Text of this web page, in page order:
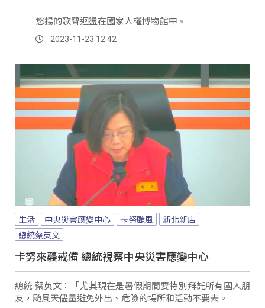
悠揚的歌聲迴盪在國家人權博物館中。
2023-11-23 12:42
生活 中央災害應變中心 卡努颱風
新北新店
總統蔡英文
卡努來襲戒備 總統視察中央災害應變中心
總統 蔡英文：「尤其現在是暑假期間要特別拜託所有國人朋
友，颱風天儘量避免外出、危險的場所和活動不要去。